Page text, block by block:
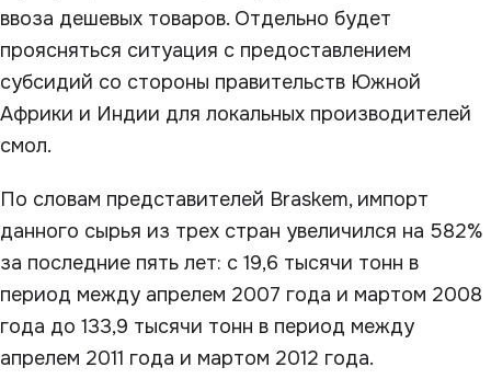
ввоза дешевых товаров. Отдельно будет
проясняться ситуация с предоставлением
субсидий со стороны правительств Южной
Африки и Индии для локальных производителей
смол.
По словам представителей Braskem, импорт
данного сырья из трех стран увеличился на 582%
за последние пять лет: с 19,6 тысячи тонн в
период между апрелем 2007 года и мартом 2008
года до 133,9 тысячи тонн в период между
апрелем 2011 года и мартом 2012 года.